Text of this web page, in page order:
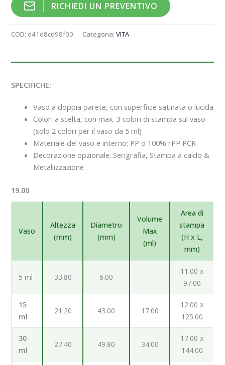
RICHIEDI UN PREVENTIVO
COD: d41d8cd98f00 Categoria:VITA
SPECIFICHE:
Vaso a doppia parete, con superficie satinata o lucida
Colori a scelta, con max. 3 colori di stampa sul vaso
(solo 2 colori per il vaso da 5 ml)
Materiale del vaso e interno: PP o 100% rPP PCR
Decorazione opzionale: Serigrafia, Stampa a caldo &
Metallizzazione
19.00
Vaso
Altezza
(mm)
Diametro
(mm)
Volume
Max
(ml)
Area di
stampa
(H x L,
mm)
5 ml 33.80 6.00
11.00 x
97.00
15
ml
21.20 43.00 17.00
12.00 x
125.00
30
ml
27.40 49.80 34.00
17.00 x
144.00